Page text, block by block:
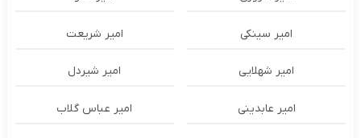
امیر سینکی امیر شریعت
امیر شهلایی امیر شیردل
امیر عابدینی امیر عباس گلاب